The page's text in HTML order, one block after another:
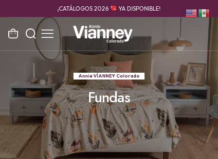
¡CATÁLOGOS 2026 YA DISPONIBLE!
Annie VÍANNEY Colorado
Fundas